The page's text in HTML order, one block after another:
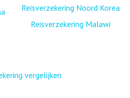
Reisverzekering Noord Korea
Reisverzekering Malawi
vergelijken